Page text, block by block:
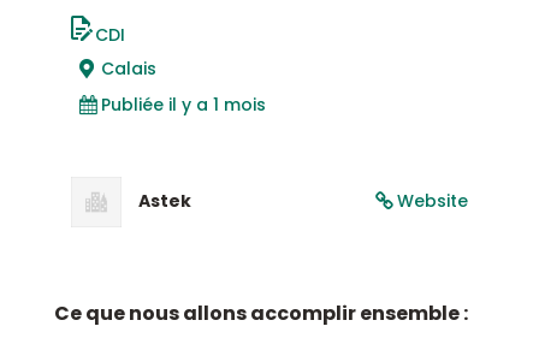
CDI
Calais
Publiée il y a 1 mois
Website
Astek
Ce que nous allons accomplir ensemble :